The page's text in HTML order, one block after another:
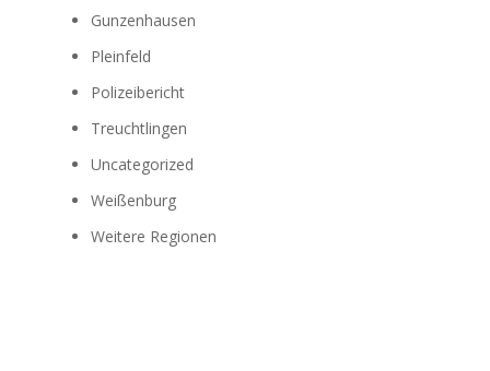
Gunzenhausen
Pleinfeld
Polizeibericht
Treuchtlingen
Uncategorized
Weißenburg
Weitere Regionen